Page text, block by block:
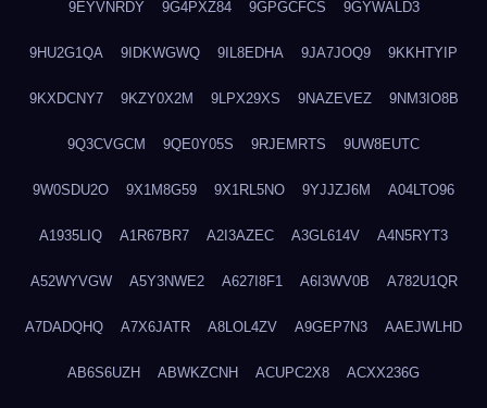
9EYVNRDY 9G4PXZ84 9GPGCFCS 9GYWALD3
9HU2G1QA 9IDKWGWQ 9IL8EDHA 9JA7JOQ9 9KKHTYIP
9KXDCNY7 9KZY0X2M 9LPX29XS 9NAZEVEZ 9NM3IO8B
9Q3CVGCM 9QE0Y05S 9RJEMRTS 9UW8EUTC
9W0SDU2O 9X1M8G59 9X1RL5NO 9YJJZJ6M A04LTO96
A1935LIQ A1R67BR7 A2I3AZEC A3GL614V A4N5RYT3
A52WYVGW A5Y3NWE2 A627I8F1 A6I3WV0B A782U1QR
A7DADQHQ A7X6JATR A8LOL4ZV A9GEP7N3 AAEJWLHD
AB6S6UZH ABWKZCNH ACUPC2X8 ACXX236G